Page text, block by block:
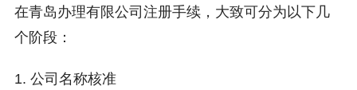
在青岛办理有限公司注册手续，大致可分为以下几
个阶段：
1. 公司名称核准